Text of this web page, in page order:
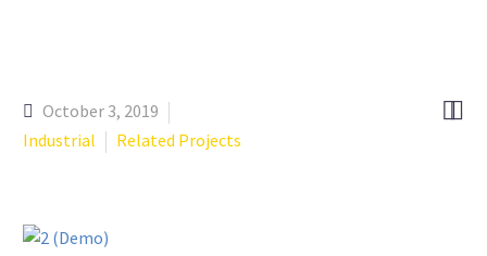

October 3, 2019
Industrial
Related Projects